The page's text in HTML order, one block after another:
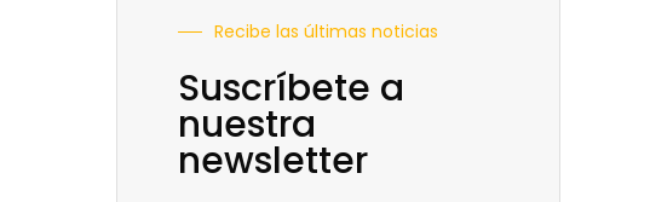
Recibe las últimas noticias
Suscríbete a
nuestra
newsletter